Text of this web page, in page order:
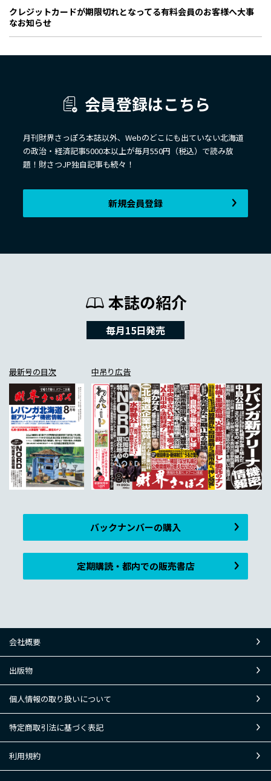
クレジットカードが期限切れとなってる有料会員のお客様へ大事
なお知らせ
会員登録はこちら
月刊財界さっぽろ本誌以外、Webのどこにも出ていない北海道
の政治・経済記事5000本以上が毎月550円（税込）で読み放
題！財さつJP独自記事も続々！
新規会員登録
本誌の紹介
毎月15日発売
最新号の目次 中吊り広告
バックナンバーの購入
定期購読・都内での販売書店
会社概要
出版物
個人情報の取り扱いについて
特定商取引法に基づく表記
利用規約